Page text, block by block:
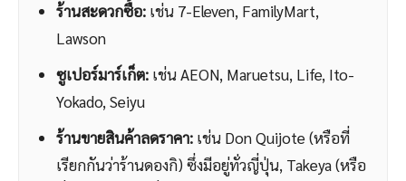
ร้านสะดวกซื้อ: เช่น 7-Eleven, FamilyMart,
Lawson
ซูเปอร์มาร์เก็ต: เช่น AEON, Maruetsu, Life, Ito-
Yokado, Seiyu
ร้านขายสินค้าลดราคา: เช่น Don Quijote (หรือที่
เรียกกันว่าร้านดองกิ) ซึ่งมีอยู่ทั่วญี่ปุ่น, Takeya (หรือ